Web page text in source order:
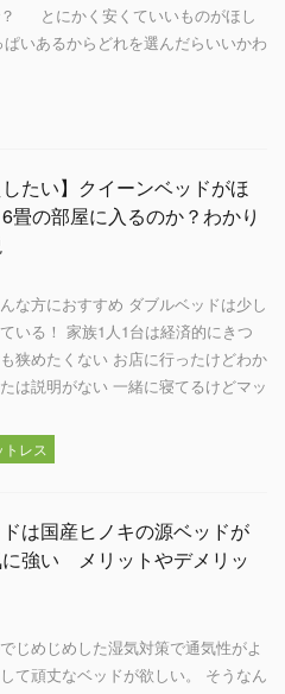
？ とにかく安くていいものがほし
いあるからどれを選んだらいいかわ
したい】クイーンベッドがほ
の部屋に入るのか？わかり
な方におすすめ ダブルベッドは少し
いる！ 家族1人1台は経済的にきつ
狭めたくない お店に行ったけどわか
は説明がない 一緒に寝てるけどマッ
トレス
は国産ヒノキの源ベッドが
強い メリットやデメリッ
じめじめした湿気対策で通気性がよ
て頑丈なベッドが欲しい。 そうなん